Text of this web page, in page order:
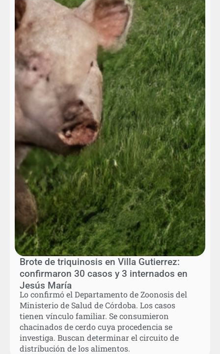
Brote de triquinosis en Villa Gutierrez:
confirmaron 30 casos y 3 internados en
Jesús María
Lo confirmó el Departamento de Zoonosis del
Ministerio de Salud de Córdoba. Los casos
tienen vínculo familiar. Se consumieron
chacinados de cerdo cuya procedencia se
investiga. Buscan determinar el circuito de
distribución de los alimentos.